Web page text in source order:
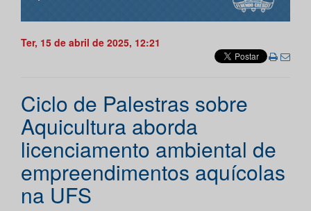
Ter, 15 de abril de 2025, 12:21
Ciclo de Palestras sobre
Aquicultura aborda
licenciamento ambiental de
empreendimentos aquícolas
na UFS